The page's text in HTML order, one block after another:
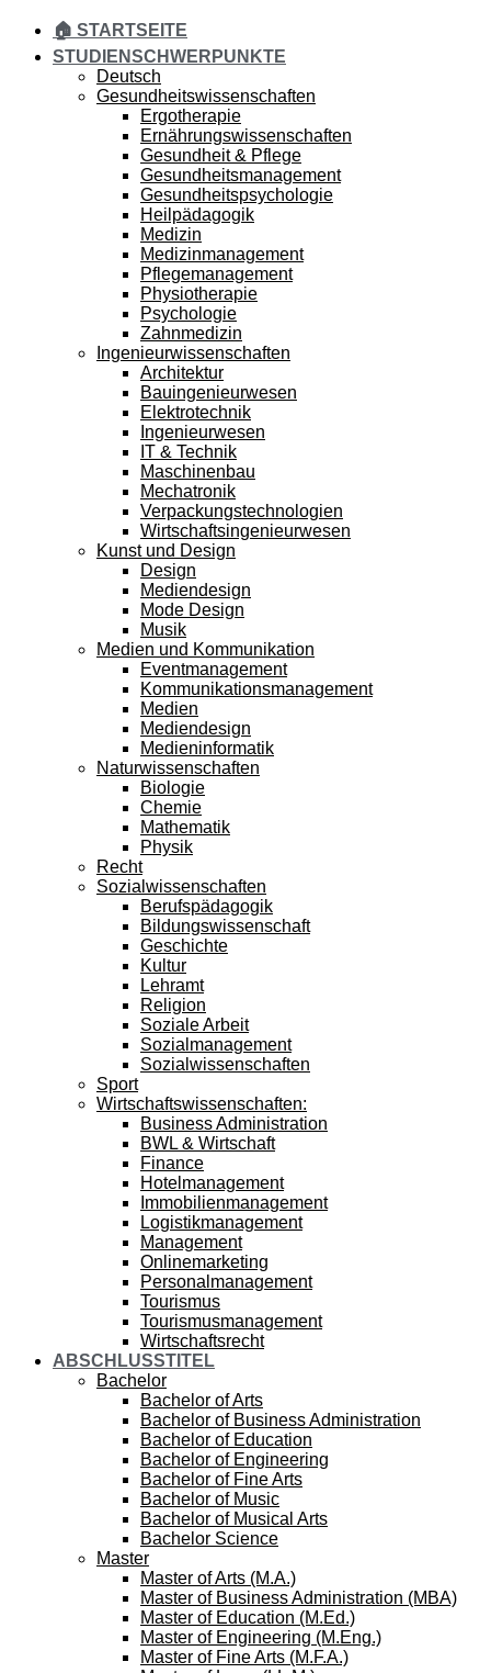
🏠 STARTSEITE
STUDIENSCHWERPUNKTE
Deutsch
Gesundheitswissenschaften
Ergotherapie
Ernährungswissenschaften
Gesundheit & Pflege
Gesundheitsmanagement
Gesundheitspsychologie
Heilpädagogik
Medizin
Medizinmanagement
Pflegemanagement
Physiotherapie
Psychologie
Zahnmedizin
Ingenieurwissenschaften
Architektur
Bauingenieurwesen
Elektrotechnik
Ingenieurwesen
IT & Technik
Maschinenbau
Mechatronik
Verpackungstechnologien
Wirtschaftsingenieurwesen
Kunst und Design
Design
Mediendesign
Mode Design
Musik
Medien und Kommunikation
Eventmanagement
Kommunikationsmanagement
Medien
Mediendesign
Medieninformatik
Naturwissenschaften
Biologie
Chemie
Mathematik
Physik
Recht
Sozialwissenschaften
Berufspädagogik
Bildungswissenschaft
Geschichte
Kultur
Lehramt
Religion
Soziale Arbeit
Sozialmanagement
Sozialwissenschaften
Sport
Wirtschaftswissenschaften:
Business Administration
BWL & Wirtschaft
Finance
Hotelmanagement
Immobilienmanagement
Logistikmanagement
Management
Onlinemarketing
Personalmanagement
Tourismus
Tourismusmanagement
Wirtschaftsrecht
ABSCHLUSSTITEL
Bachelor
Bachelor of Arts
Bachelor of Business Administration
Bachelor of Education
Bachelor of Engineering
Bachelor of Fine Arts
Bachelor of Music
Bachelor of Musical Arts
Bachelor Science
Master
Master of Arts (M.A.)
Master of Business Administration (MBA)
Master of Education (M.Ed.)
Master of Engineering (M.Eng.)
Master of Fine Arts (M.F.A.)